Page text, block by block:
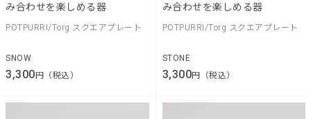
み合わせを楽しめる器
POTPURRI/Torg スクエアプレート
SNOW
3,300円（税込）
み合わせを楽しめる器
POTPURRI/Torg スクエアプレート
STONE
3,300円（税込）